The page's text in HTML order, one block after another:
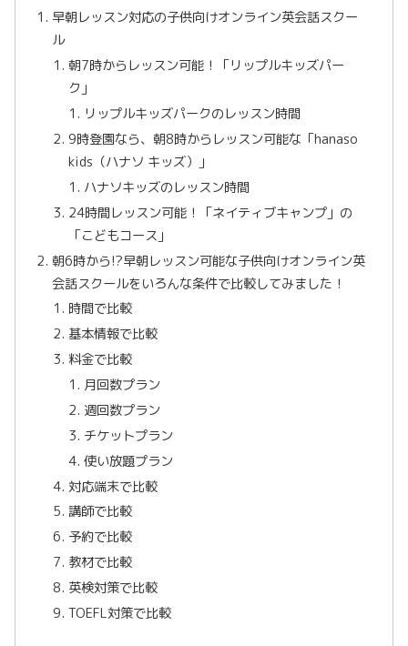
早朝レッスン対応の子供向けオンライン英会話スクー
ル
朝7時からレッスン可能！「リップルキッズパー
ク」
リップルキッズパークのレッスン時間
9時登園なら、朝8時からレッスン可能な「hanaso
kids（ハナソ キッズ）」
ハナソキッズのレッスン時間
24時間レッスン可能！「ネイティブキャンプ」の
「こどもコース」
朝6時から!?早朝レッスン可能な子供向けオンライン英
会話スクールをいろんな条件で比較してみました！
時間で比較
基本情報で比較
料金で比較
月回数プラン
週回数プラン
チケットプラン
使い放題プラン
対応端末で比較
講師で比較
予約で比較
教材で比較
英検対策で比較
TOEFL対策で比較